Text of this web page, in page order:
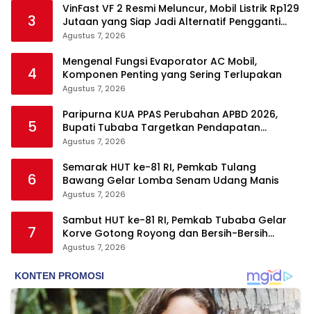
3
VinFast VF 2 Resmi Meluncur, Mobil Listrik Rp129
Jutaan yang Siap Jadi Alternatif Pengganti
Motor
Agustus 7, 2026
4
Mengenal Fungsi Evaporator AC Mobil,
Komponen Penting yang Sering Terlupakan
Agustus 7, 2026
5
Paripurna KUA PPAS Perubahan APBD 2026,
Bupati Tubaba Targetkan Pendapatan
Daerah Rp820,3 Miliar
Agustus 7, 2026
6
Semarak HUT ke-81 RI, Pemkab Tulang
Bawang Gelar Lomba Senam Udang Manis
Agustus 7, 2026
7
Sambut HUT ke-81 RI, Pemkab Tubaba Gelar
Korve Gotong Royong dan Bersih-Bersih
Serentak
Agustus 7, 2026